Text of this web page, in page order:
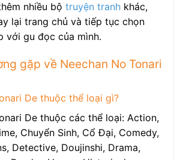
nhiều bộ truyện tranh khác,
lại trang chủ và tiếp tục chọn
với gu đọc của mình.
gặp về Neechan No Tonari
De thuộc thể loại gì?
De thuộc các thể loại: Action,
Chuyển Sinh, Cổ Đại, Comedy,
Detective, Doujinshi, Drama,